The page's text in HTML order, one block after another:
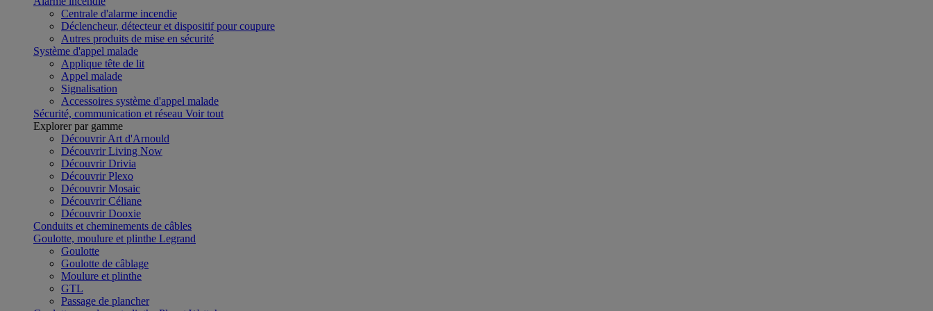
Centrale d'alarme incendie
Déclencheur, détecteur et dispositif pour coupure
Autres produits de mise en sécurité
Système d'appel malade
Applique tête de lit
Appel malade
Signalisation
Accessoires système d'appel malade
Sécurité, communication et réseau Voir tout
Explorer par gamme
Découvrir Art d'Arnould
Découvrir Living Now
Découvrir Drivia
Découvrir Plexo
Découvrir Mosaic
Découvrir Céliane
Découvrir Dooxie
Conduits et cheminements de câbles
Goulotte, moulure et plinthe Legrand
Goulotte
Goulotte de câblage
Moulure et plinthe
GTL
Passage de plancher